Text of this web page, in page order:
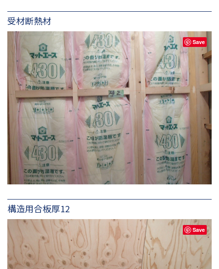
受材断熱材
Save
構造用合板厚12
Save